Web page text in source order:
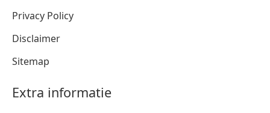
Privacy Policy
Disclaimer
Sitemap
Extra informatie